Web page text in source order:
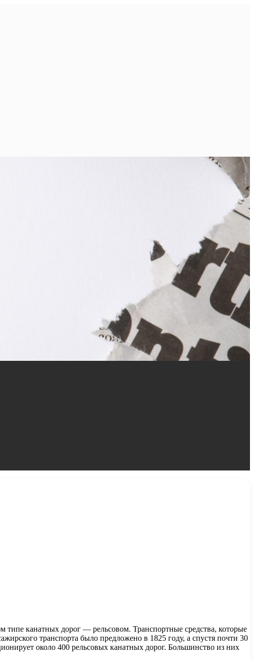
типе канатных дорог — рельсовом. Транспортные средства, которые
транспорта было предложено в 1825 году, а спустя почти 30
около 400 рельсовых канатных дорог. Большинство из них